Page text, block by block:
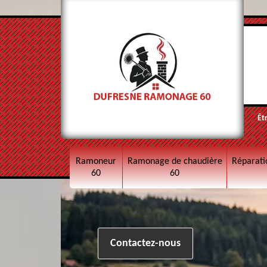
Ramoneur
60
Ramonage de chaudière
60
Contactez-nous